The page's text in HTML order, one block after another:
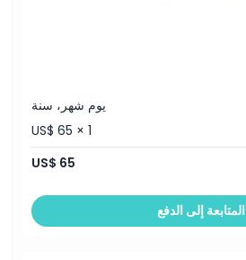
يوم شهر، سنة
US$ 65 × 1
US$ 65
المتابعة إلى الدفع